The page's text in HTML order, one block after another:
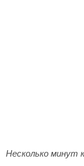
Несколько минут